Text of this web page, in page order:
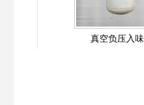
真空负压入